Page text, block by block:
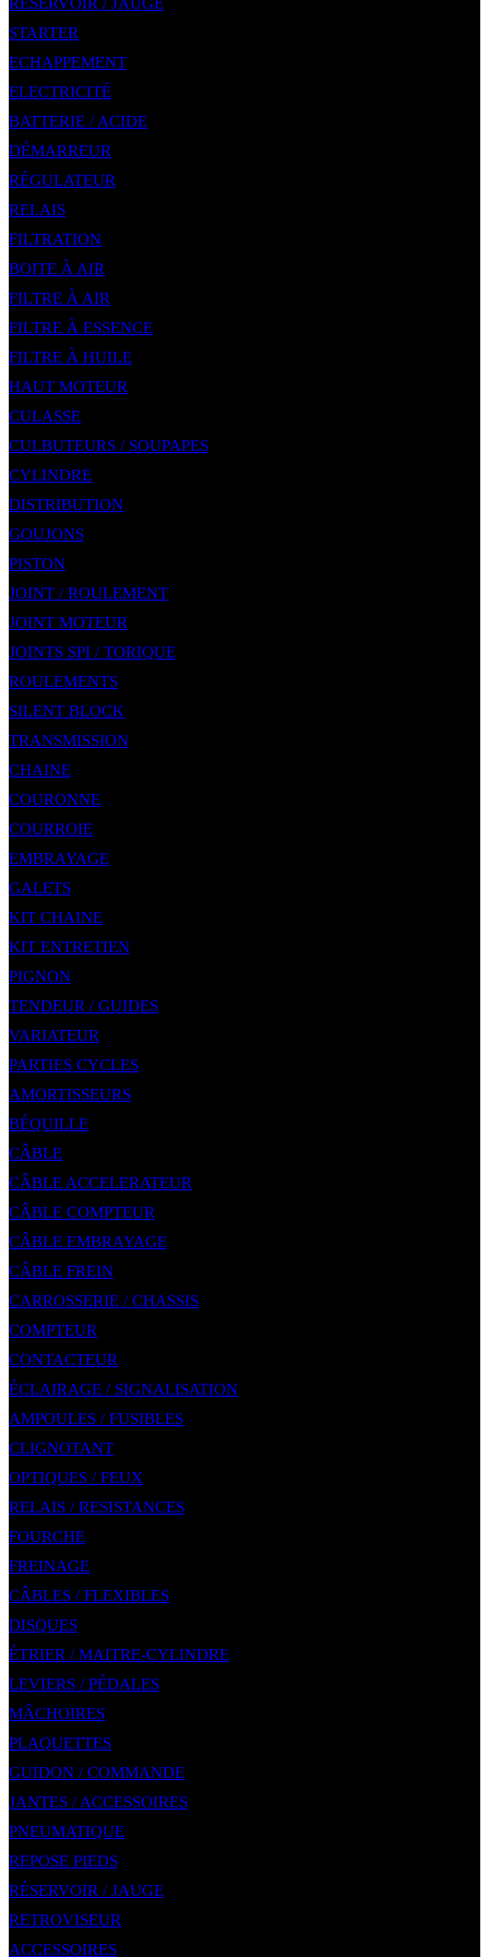
STARTER
ECHAPPEMENT
ELECTRICITÉ
BATTERIE / ACIDE
DÉMARREUR
RÉGULATEUR
RELAIS
FILTRATION
BOITE À AIR
FILTRE À AIR
FILTRE À ESSENCE
FILTRE À HUILE
HAUT MOTEUR
CULASSE
CULBUTEURS / SOUPAPES
CYLINDRE
DISTRIBUTION
GOUJONS
PISTON
JOINT / ROULEMENT
JOINT MOTEUR
JOINTS SPI / TORIQUE
ROULEMENTS
SILENT BLOCK
TRANSMISSION
CHAINE
COURONNE
COURROIE
EMBRAYAGE
GALETS
KIT CHAINE
KIT ENTRETIEN
PIGNON
TENDEUR / GUIDES
VARIATEUR
PARTIES CYCLES
AMORTISSEURS
BÉQUILLE
CÂBLE
CÂBLE ACCELERATEUR
CÂBLE COMPTEUR
CÂBLE EMBRAYAGE
CÂBLE FREIN
CARROSSERIE / CHASSIS
COMPTEUR
CONTACTEUR
ÉCLAIRAGE / SIGNALISATION
AMPOULES / FUSIBLES
CLIGNOTANT
OPTIQUES / FEUX
RELAIS / RESISTANCES
FOURCHE
FREINAGE
CÂBLES / FLEXIBLES
DISQUES
ÉTRIER / MAITRE-CYLINDRE
LEVIERS / PÉDALES
MÂCHOIRES
PLAQUETTES
GUIDON / COMMANDE
JANTES / ACCESSOIRES
PNEUMATIQUE
REPOSE PIEDS
RÉSERVOIR / JAUGE
RETROVISEUR
ACCESSOIRES